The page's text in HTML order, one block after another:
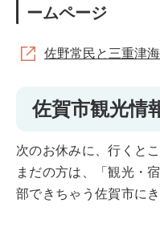
ームページ
佐野常民と三重津
佐賀市観光情
次のお休みに、行くと
まだの方は、「観光・
部できちゃう佐賀市に